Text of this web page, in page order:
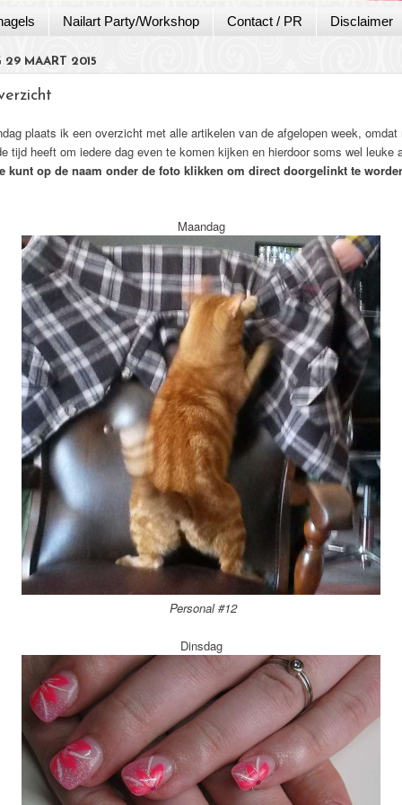
Nailart Party/Workshop Contact / PR Disclaimer
29 MAART 2015
plaats ik een overzicht met alle artikelen van de afgelopen week, omdat
tijd heeft om iedere dag even te komen kijken en hierdoor soms wel leuke
kunt op de naam onder de foto klikken om direct doorgelinkt te
Maandag
Personal #12
Dinsdag